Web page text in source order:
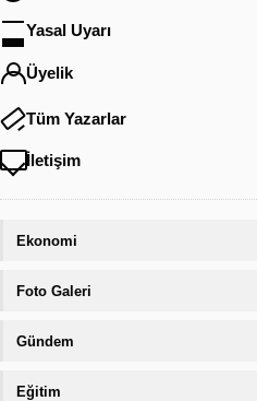
Yasal Uyarı
Üyelik
Tüm Yazarlar
İletişim
Ekonomi
Foto Galeri
Gündem
Eğitim